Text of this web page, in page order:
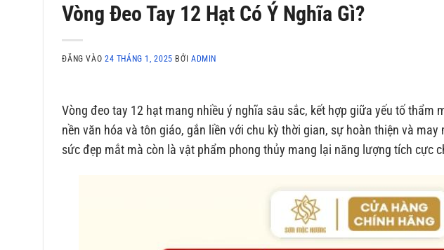
Vòng Đeo Tay 12 Hạt Có Ý Nghĩa Gì?
ĐĂNG VÀO 24 THÁNG 1, 2025 BỞI ADMIN
Vòng đeo tay 12 hạt mang nhiều ý nghĩa sâu sắc, kết hợp giữa yếu tố thẩm
nền văn hóa và tôn giáo, gắn liền với chu kỳ thời gian, sự hoàn thiện và
sức đẹp mắt mà còn là vật phẩm phong thủy mang lại năng lượng tích cực